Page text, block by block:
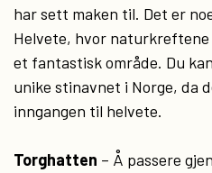
har sett maken til. Det er
Helvete, hvor naturkreftene
et fantastisk område. Du
unike stinavnet i Norge, da
inngangen til helvete.
Torghatten – Å passere